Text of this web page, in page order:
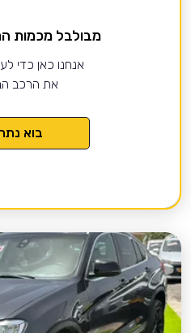
מבולבל מכמות
אנחנו כאן כדי
את הרכב
בוא